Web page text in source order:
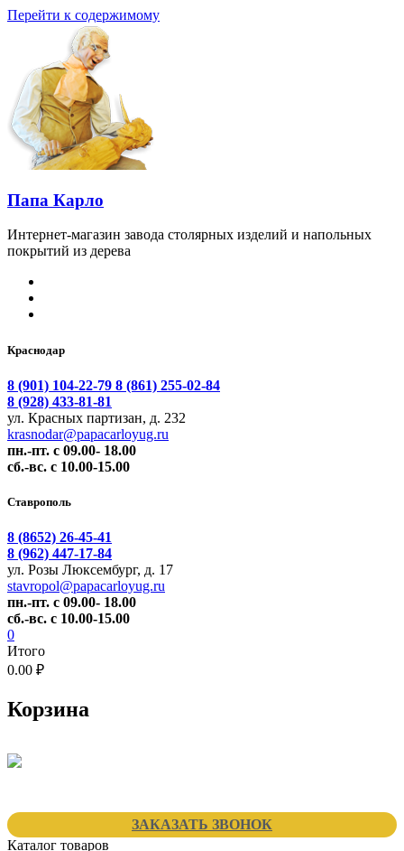
Перейти к содержимому
Папа Карло
Интернет-магазин завода столярных изделий и напольных
покрытий из дерева
Краснодар
8 (901) 104-22-79 8 (861) 255-02-84
8 (928) 433-81-81
ул. Красных партизан, д. 232
krasnodar@papacarloyug.ru
пн.-пт. с 09.00- 18.00
сб.-вс. с 10.00-15.00
Ставрополь
8 (8652) 26-45-41
8 (962) 447-17-84
ул. Розы Люксембург, д. 17
stavropol@papacarloyug.ru
пн.-пт. с 09.00- 18.00
сб.-вс. с 10.00-15.00
0
Итого
0.00 ₽
Корзина
ЗАКАЗАТЬ ЗВОНОК
Каталог товаров